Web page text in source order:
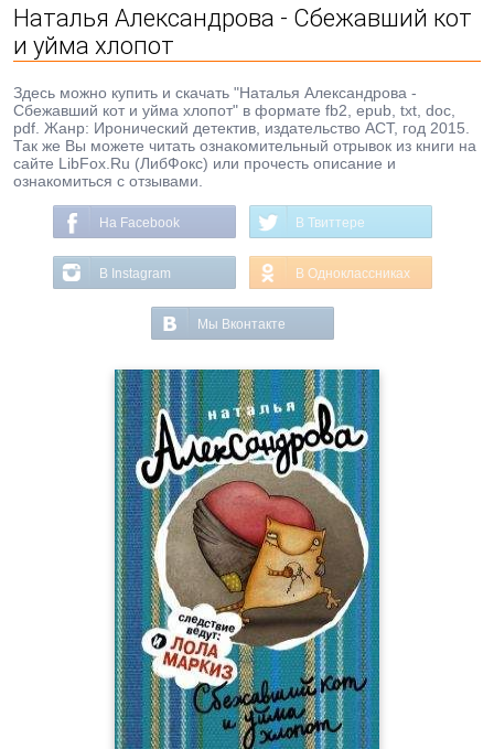
Наталья Александрова - Сбежавший кот
и уйма хлопот
Здесь можно купить и скачать "Наталья Александрова -
Сбежавший кот и уйма хлопот" в формате fb2, epub, txt, doc,
pdf. Жанр: Иронический детектив, издательство АСТ, год 2015.
Так же Вы можете читать ознакомительный отрывок из книги на
сайте LibFox.Ru (ЛибФокс) или прочесть описание и
ознакомиться с отзывами.
На Facebook В Твиттере
В Instagram В Одноклассниках
Мы Вконтакте